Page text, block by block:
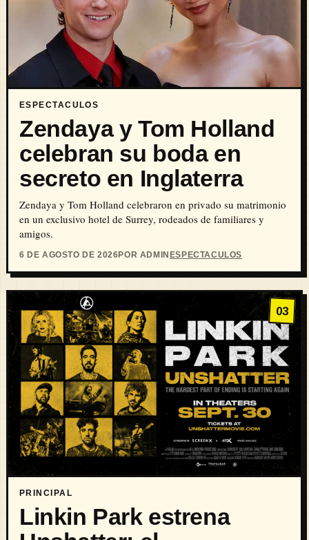
ESPECTACULOS
Zendaya y Tom Holland
celebran su boda en
secreto en Inglaterra
Zendaya y Tom Holland celebraron en privado su matrimonio
en un exclusivo hotel de Surrey, rodeados de familiares y
amigos.
6 DE AGOSTO DE 2026POR ADMIN ESPECTACULOS
03
PRINCIPAL
Linkin Park estrena